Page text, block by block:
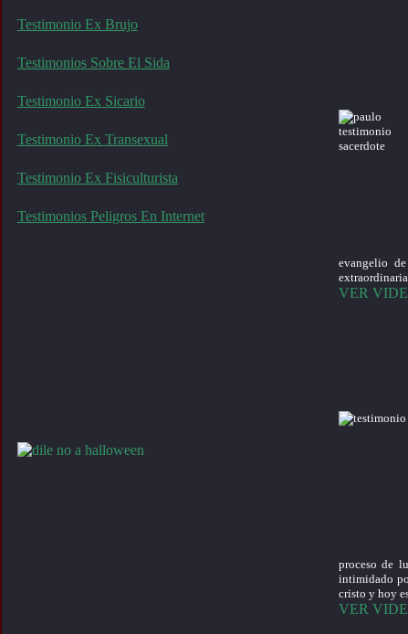
Testimonio Ex Brujo
Testimonios Sobre El Sida
Testimonio Ex Sicario
Testimonio Ex Transexual
Testimonio Ex Fisiculturista
Testimonios Peligros En Internet
evangelio
VER
proceso de
intimidado
cristo y hoy
VER